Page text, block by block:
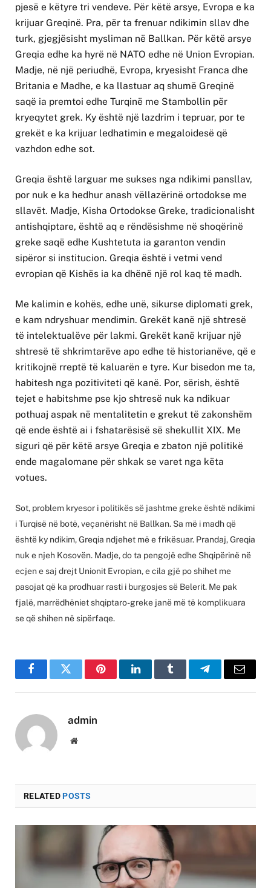
pjesë e këtyre tri vendeve. Për këtë arsye, Evropa e ka
krijuar Greqinë. Pra, për ta frenuar ndikimin sllav dhe
turk, gjegjësisht mysliman në Ballkan. Për këtë arsye
Greqia edhe ka hyrë në NATO edhe në Union Evropian.
Madje, në një periudhë, Evropa, kryesisht Franca dhe
Britania e Madhe, e ka llastuar aq shumë Greqinë
saqë ia premtoi edhe Turqinë me Stambollin për
kryeqytet grek. Ky është një lazdrim i tepruar, por te
grekët e ka krijuar ledhatimin e megaloidesë që
vazhdon edhe sot.
Greqia është larguar me sukses nga ndikimi pansllav,
por nuk e ka hedhur anash vëllazërinë ortodokse me
sllavët. Madje, Kisha Ortodokse Greke, tradicionalisht
antishqiptare, është aq e rëndësishme në shoqërinë
greke saqë edhe Kushtetuta ia garanton vendin
sipëror si institucion. Greqia është i vetmi vend
evropian që Kishës ia ka dhënë një rol kaq të madh.
Me kalimin e kohës, edhe unë, sikurse diplomati grek,
e kam ndryshuar mendimin. Grekët kanë një shtresë
të intelektualëve për lakmi. Grekët kanë krijuar një
shtresë të shkrimtarëve apo edhe të historianëve, që e
kritikojnë rreptë të kaluarën e tyre. Kur bisedon me ta,
habitesh nga pozitiviteti që kanë. Por, sërish, është
tejet e habitshme pse kjo shtresë nuk ka ndikuar
pothuaj aspak në mentalitetin e grekut të zakonshëm
që ende është ai i fshatarësisë së shekullit XIX. Me
siguri që për këtë arsye Greqia e zbaton një politikë
ende magalomane për shkak se varet nga këta
votues.
Sot, problem kryesor i politikës së jashtme greke është ndikimi
i Turqisë në botë, veçanërisht në Ballkan. Sa më i madh që
është ky ndikim, Greqia ndjehet më e frikësuar. Prandaj, Greqia
nuk e njeh Kosovën. Madje, do ta pengojë edhe Shqipërinë në
ecjen e saj drejt Unionit Evropian, e cila gjë po shihet me
pasojat që ka prodhuar rasti i burgosjes së Belerit. Me pak
fjalë, marrëdhëniet shqiptaro-greke janë më të komplikuara
se që shihen në sipërfaqe.
FacebookTwitter PinterestLinkedInTumblr TelegramEmail
admin
Website
RELATEDPOSTS